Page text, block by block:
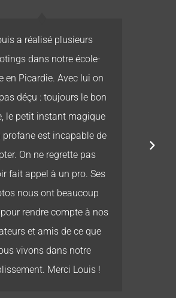
a réalisé plusieurs
dans notre école-
en Picardie. Avec lui on
déçu : toujours le bon
le petit instant magique
profane est incapable de
On ne regrette pas
fait appel à un pro. Ses
nous ont beaucoup
rendre compte à nos
et amis de ce que
vivons dans notre
Merci Louis !